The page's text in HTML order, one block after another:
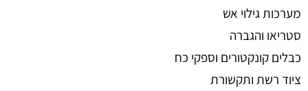
מערכות גילוי אש
סטריאו והגברה
כבלים קונקטורים וספקי כח
ציוד רשת ותקשורת